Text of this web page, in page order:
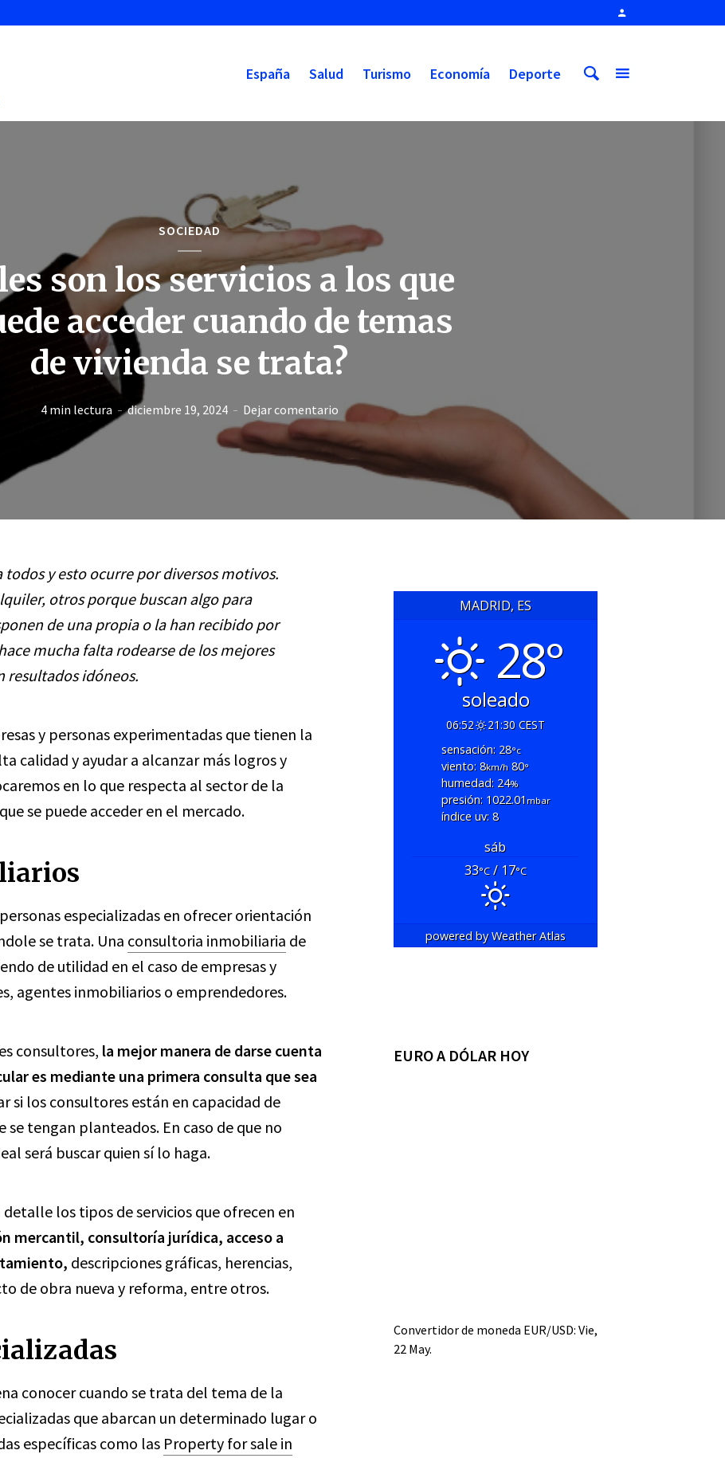
España Salud Turismo Economía Deporte
SOCIEDAD
son los servicios a los que
acceder cuando de temas
de vivienda se trata?
4 min lectura diciembre 19, 2024 Dejar comentario
y esto ocurre por diversos motivos.
otros porque buscan algo para
de una propia o la han recibido por
mucha falta rodearse de los mejores
resultados idóneos.
y personas experimentadas que tienen la
calidad y ayudar a alcanzar más logros y
en lo que respecta al sector de la
se puede acceder en el mercado.
especializadas en ofrecer orientación
se trata. Una consultoria inmobiliaria de
de utilidad en el caso de empresas y
agentes inmobiliarios o emprendedores.
consultores, la mejor manera de darse cuenta
es mediante una primera consulta que sea
si los consultores están en capacidad de
tengan planteados. En caso de que no
será buscar quien sí lo haga.
los tipos de servicios que ofrecen en
mercantil, consultoría jurídica, acceso a
descripciones gráficas, herencias,
de obra nueva y reforma, entre otros.
conocer cuando se trata del tema de la
que abarcan un determinado lugar o
específicas como las Property for sale in
MADRID, ES
28°
soleado
06:52
21:30 CEST
sensación: 28°c
viento: 8km/h80°
humedad: 24%
presión: 1022.01 mbar
índice uv: 8
sáb
33°C/ 17°C
powered byWeather Atlas
EURO A DÓLAR HOY
Convertidor de moneda EUR/USD: Vie,
22 May.